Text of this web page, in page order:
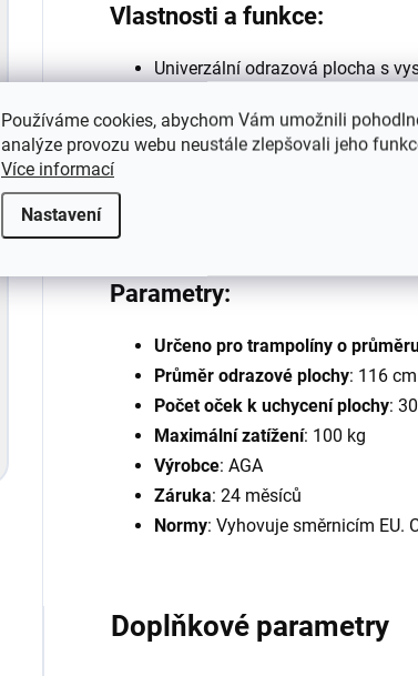
Používáme cookies, abychom Vám umožnili
analýze provozu webu neustále zlepšovali jeho
Více informací
Nastavení
Vlastnosti a funkce:
Univerzální odrazová plocha s
Materiál plochy je vyroben z
Odrazová plocha je odolná proti
Lze použít i pro mnoho jiných
Parametry:
Určeno pro trampolíny o
Průměr odrazové plochy: 116 cm
Počet oček k uchycení plochy: 30
Maximální zatížení: 100 kg
Výrobce: AGA
Záruka: 24 měsíců
Normy: Vyhovuje směrnicím EU.
Doplňkové parametry